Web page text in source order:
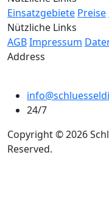
Einsatzgebiete Preise
Nützliche Links
AGBImpressum
Address
24/7
Copyright © 2026
Reserved.